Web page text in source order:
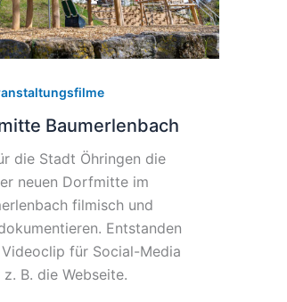
Baumerlenbach
die Stadt Öhringen die
neuen Dorfmitte im
filmisch und
Entstanden
für Social-Media
B. die Webseite.